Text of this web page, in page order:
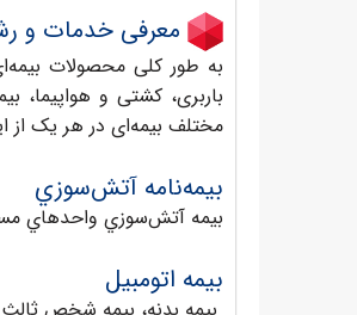
معرفی خدمات و
به طور کلی محصولات
باربری، کشتی و هواپیما،
مختلف بیمه‌ای در هر یک از
بيمه‌نامه آتش‌سوزي
بيمه آتش‌سوزي واحدهاي
بیمه اتومبیل